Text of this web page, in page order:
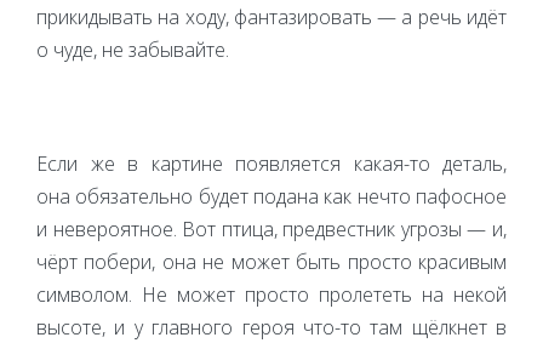
прикидывать на ходу, фантазировать — а речь идёт
о чуде, не забывайте.
Если же в картине появляется какая-то деталь,
она обязательно будет подана как нечто пафосное
и невероятное. Вот птица, предвестник угрозы — и,
чёрт побери, она не может быть просто красивым
символом. Не может просто пролететь на некой
высоте, и у главного героя что-то там щёлкнет в